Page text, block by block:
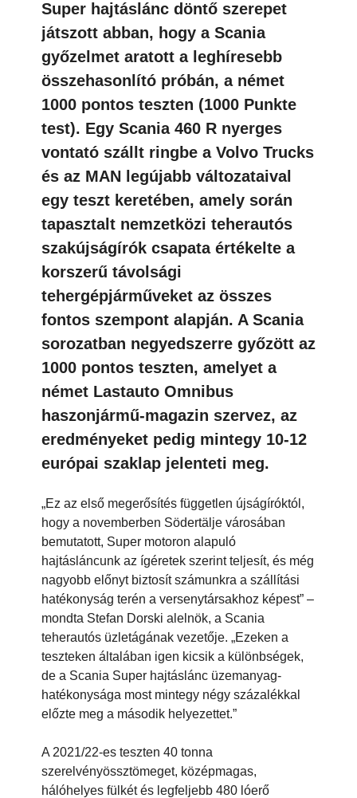
Super hajtáslánc döntő szerepet
játszott abban, hogy a Scania
győzelmet aratott a leghíresebb
összehasonlító próbán, a német
1000 pontos teszten (1000 Punkte
test). Egy Scania 460 R nyerges
vontató szállt ringbe a Volvo Trucks
és az MAN legújabb változataival
egy teszt keretében, amely során
tapasztalt nemzetközi teherautós
szakújságírók csapata értékelte a
korszerű távolsági
tehergépjárműveket az összes
fontos szempont alapján. A Scania
sorozatban negyedszerre győzött az
1000 pontos teszten, amelyet a
német Lastauto Omnibus
haszonjármű-magazin szervez, az
eredményeket pedig mintegy 10-12
európai szaklap jelenteti meg.
„Ez az első megerősítés független újságíróktól,
hogy a novemberben Södertälje városában
bemutatott, Super motoron alapuló
hajtásláncunk az ígéretek szerint teljesít, és még
nagyobb előnyt biztosít számunkra a szállítási
hatékonyság terén a versenytársakhoz képest” –
mondta Stefan Dorski alelnök, a Scania
teherautós üzletágának vezetője. „Ezeken a
teszteken általában igen kicsik a különbségek,
de a Scania Super hajtáslánc üzemanyag-
hatékonysága most mintegy négy százalékkal
előzte meg a második helyezettet.”
A 2021/22-es teszten 40 tonna
szerelvényössztömeget, középmagas,
hálóhelyes fülkét és legfeljebb 480 lóerő